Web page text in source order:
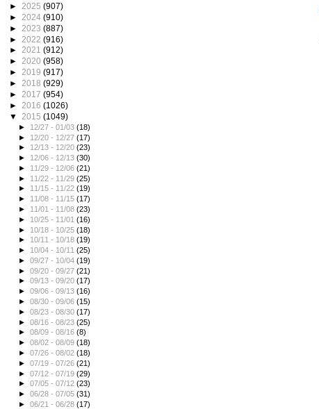
► 2025 (907)
► 2024 (910)
► 2023 (887)
► 2022 (916)
► 2021 (912)
► 2020 (958)
► 2019 (917)
► 2018 (929)
► 2017 (954)
► 2016 (1026)
▼ 2015 (1049)
► 12/27 - 01/03(18)
► 12/20 - 12/27(17)
► 12/13 - 12/20(23)
► 12/06 - 12/13(30)
► 11/29 - 12/06(21)
► 11/22 - 11/29(25)
► 11/15 - 11/22(19)
► 11/08 - 11/15(17)
► 11/01 - 11/08(23)
► 10/25 - 11/01(16)
► 10/18 - 10/25(18)
► 10/11 - 10/18(19)
► 10/04 - 10/11(25)
►09/27 - 10/04(19)
►09/20 - 09/27(21)
►09/13 - 09/20(17)
►09/06 - 09/13(16)
►08/30 - 09/06(15)
►08/23 - 08/30(17)
►08/16 - 08/23(25)
►08/09 - 08/16(8)
►08/02 - 08/09(18)
►07/26 - 08/02(18)
►07/19 - 07/26(21)
►07/12 - 07/19(29)
►07/05 - 07/12(23)
►06/28 - 07/05(31)
►06/21 - 06/28(17)